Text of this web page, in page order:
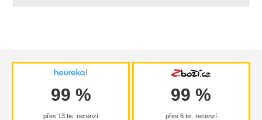
99 %
přes 13 tis. recenzí
99 %
přes 6 tis. recenzí